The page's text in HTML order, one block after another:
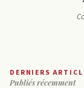
DERNIERS
Publiés récemment